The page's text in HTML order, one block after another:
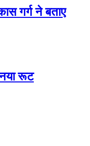
गर्ग ने बताए
रूट